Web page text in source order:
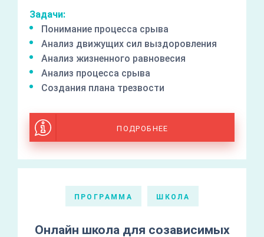
Задачи:
Понимание процесса срыва
Анализ движущих сил выздоровления
Анализ жизненного равновесия
Анализ процесса срыва
Создания плана трезвости
ПОДРОБНЕЕ
ПРОГРАММА ШКОЛА
Онлайн школа для созависимых